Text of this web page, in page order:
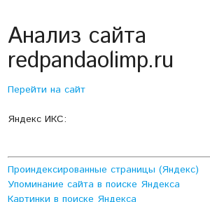
Анализ сайта
redpandaolimp.ru
Перейти на сайт
Яндекс ИКС:
Проиндексированные страницы (Яндекс)
Упоминание сайта в поиске Яндекса